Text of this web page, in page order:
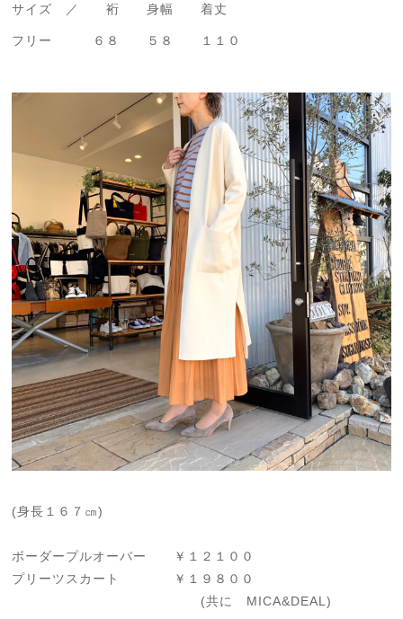
サイズ ／ 裄 身幅 着丈
フリー ６８ ５８ １１０
(身長１６７㎝)
ボーダープルオーバー ￥１２１００
プリーツスカート ￥１９８００
(共に MICA&DEAL)